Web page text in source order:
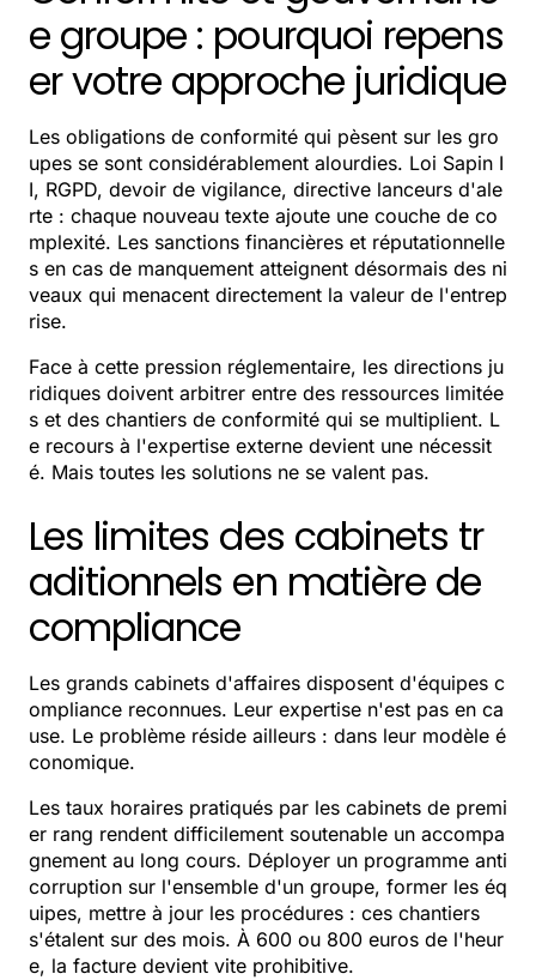
e groupe : pourquoi repens
er votre approche juridique
Les obligations de conformité qui pèsent sur les gro
upes se sont considérablement alourdies. Loi Sapin I
I, RGPD, devoir de vigilance, directive lanceurs d'ale
rte : chaque nouveau texte ajoute une couche de co
mplexité. Les sanctions financières et réputationnelle
s en cas de manquement atteignent désormais des ni
veaux qui menacent directement la valeur de l'entrep
rise.
Face à cette pression réglementaire, les directions ju
ridiques doivent arbitrer entre des ressources limitée
s et des chantiers de conformité qui se multiplient. L
e recours à l'expertise externe devient une nécessit
é. Mais toutes les solutions ne se valent pas.
Les limites des cabinets tr
aditionnels en matière de
compliance
Les grands cabinets d'affaires disposent d'équipes c
ompliance reconnues. Leur expertise n'est pas en ca
use. Le problème réside ailleurs : dans leur modèle é
conomique.
Les taux horaires pratiqués par les cabinets de premi
er rang rendent difficilement soutenable un accompa
gnement au long cours. Déployer un programme anti
corruption sur l'ensemble d'un groupe, former les éq
uipes, mettre à jour les procédures : ces chantiers
s'étalent sur des mois. À 600 ou 800 euros de l'heur
e, la facture devient vite prohibitive.